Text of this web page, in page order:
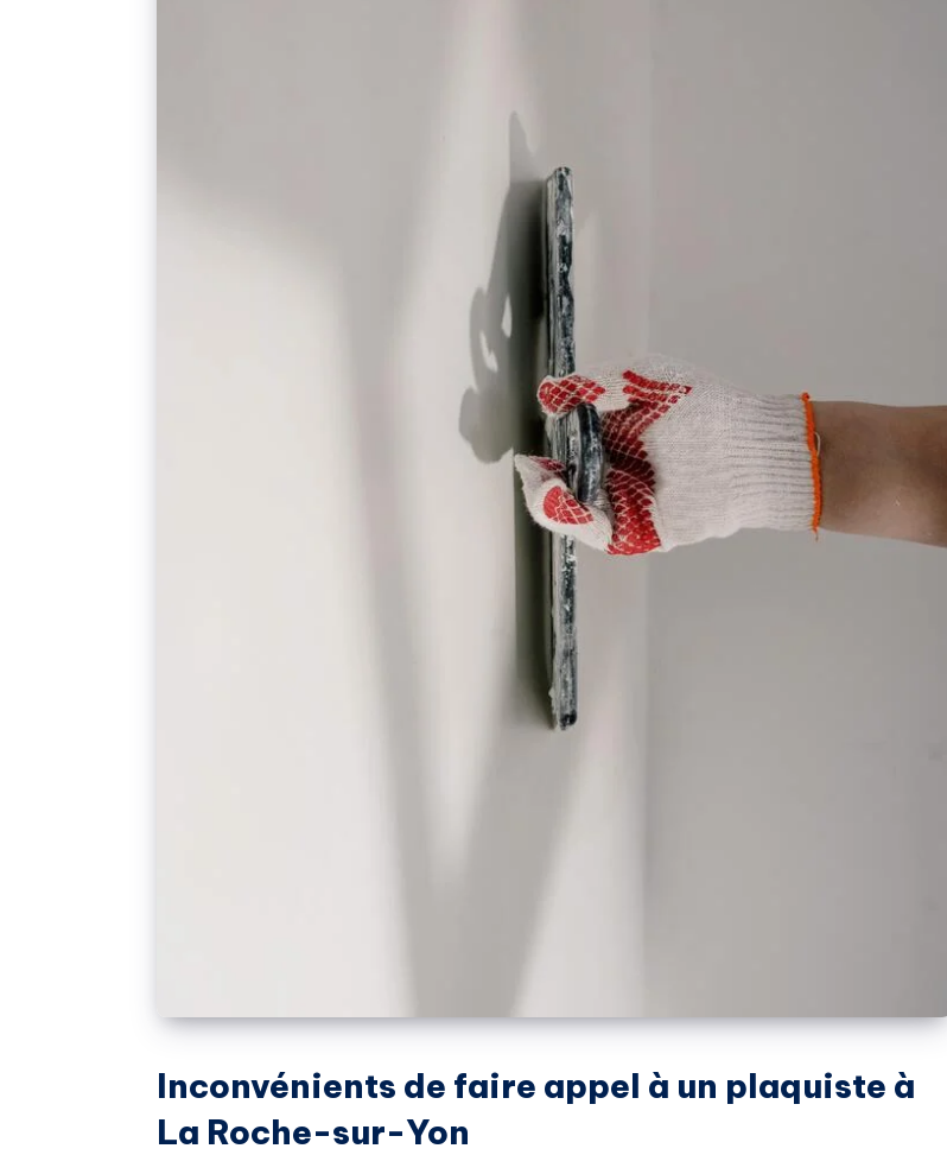
Inconvénients de faire appel à un plaquiste à
La Roche-sur-Yon